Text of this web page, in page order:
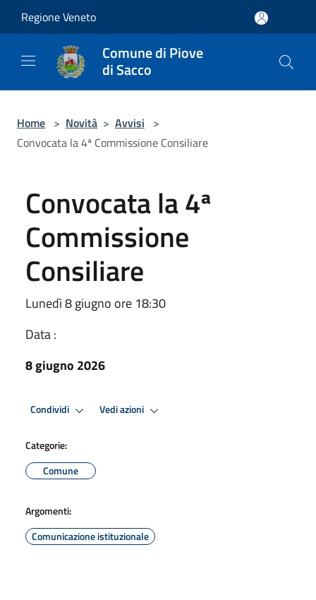
Regione Veneto
Comune di Piove
di Sacco
Home > Novità > Avvisi >
Convocata la 4ª Commissione Consiliare
Convocata la 4ª
Commissione
Consiliare
Lunedì 8 giugno ore 18:30
Data :
8 giugno 2026
Condividi Vedi azioni
Categorie:
Comune
Argomenti:
Comunicazione istituzionale